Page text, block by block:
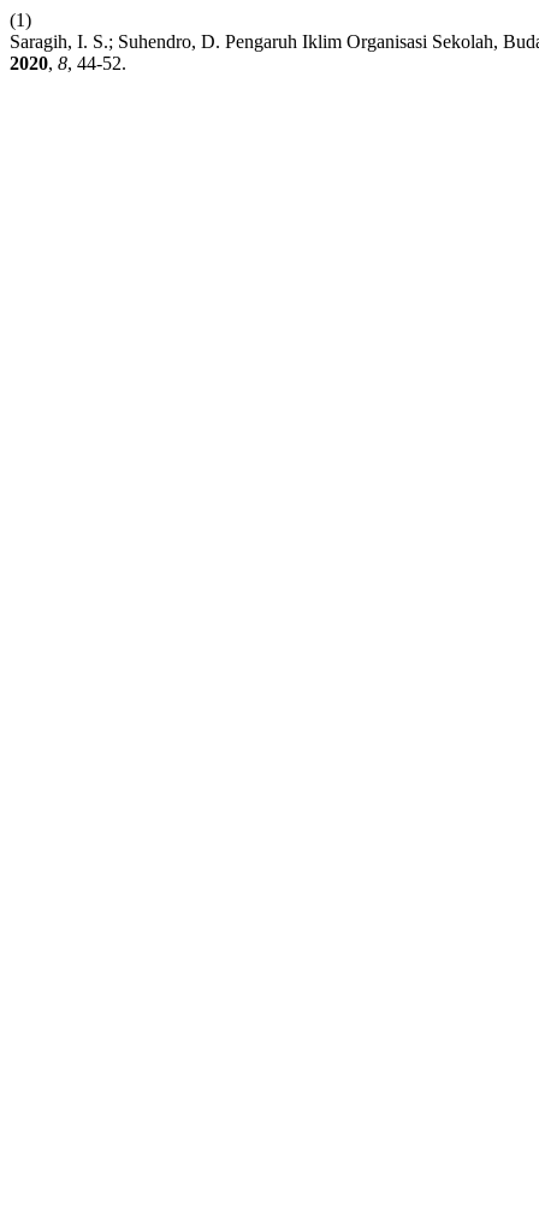
(1)
Saragih, I. S.; Suhendro, D. Pengaruh Iklim Organisasi Sekolah,
2020, 8, 44-52.